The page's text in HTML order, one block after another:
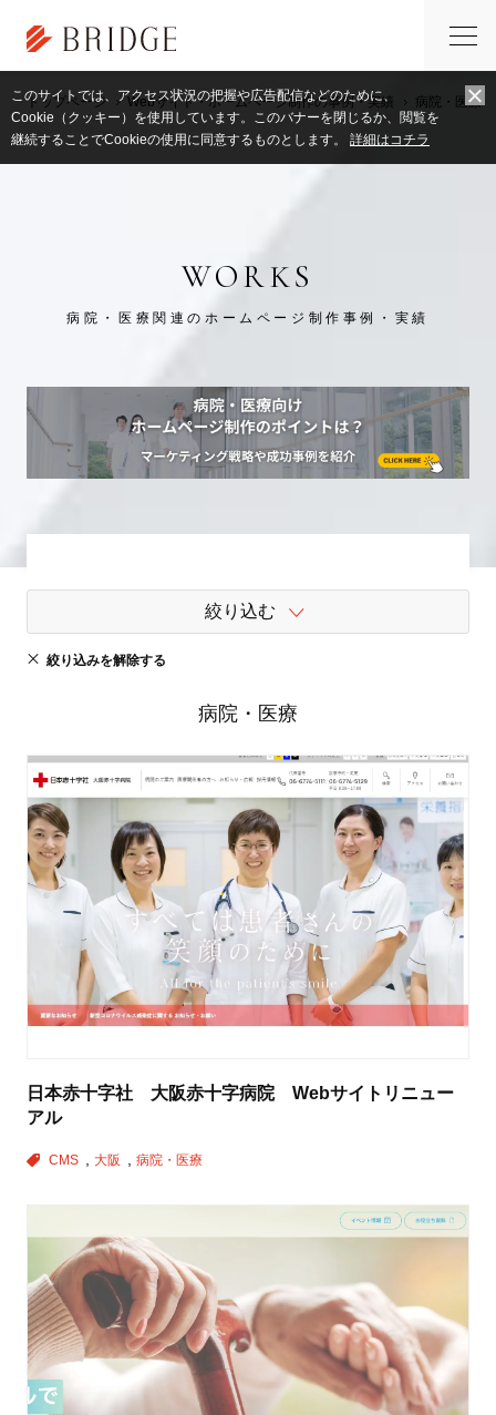
トップページ Webサイト・ホームページ制作の事例・実績 病院・医療
このサイトでは、アクセス状況の把握や広告配信などのために、
Cookie（クッキー）を使用しています。このバナーを閉じるか、閲覧を
継続することでCookieの使用に同意するものとします。 詳細はコチラ
WORKS
病院・医療関連のホームページ制作事例・実績
絞り込む
絞り込みを解除する
病院・医療
日本赤十字社 大阪赤十字病院 Webサイトリニュー
アル
CMS 大阪 病院・医療